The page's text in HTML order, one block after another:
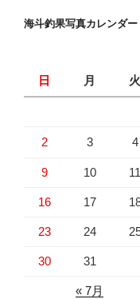
海斗釣果写真カレンダー
日
月 火
« 7月
2 3 4
9 10 11
16 17
23 24
30 31